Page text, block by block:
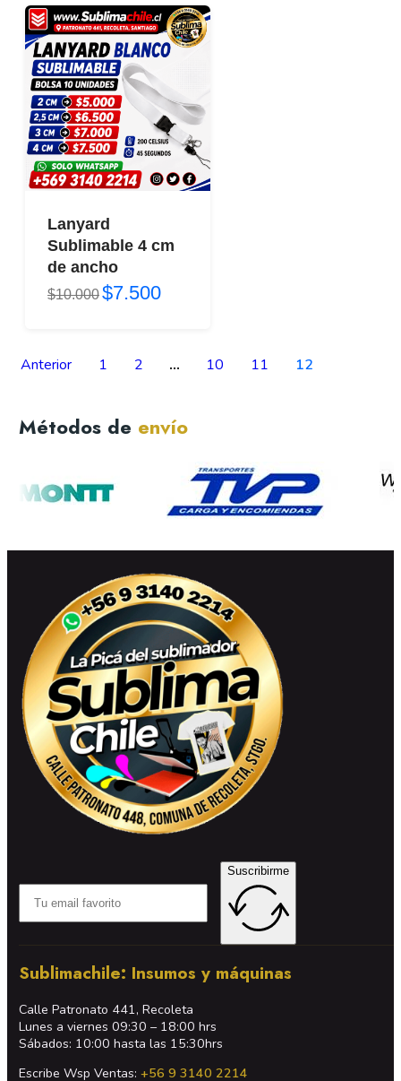
Lanyard
Sublimable 4 cm
de ancho
$10.000$7.500
Anterior 1 2 … 10 11 12
Métodos de envío
Suscribirme
Sublimachile: Insumos y máquinas
Calle Patronato 441, Recoleta
Lunes a viernes 09:30 – 18:00 hrs
Sábados: 10:00 hasta las 15:30hrs
Escribe Wsp Ventas:+56 9 3140 2214